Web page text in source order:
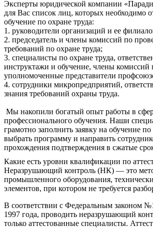
Эксперты юридической компании
для Вас список лиц, которых необходимо
обучение по охране труда:
1. руководители организаций и ее
2. председатель и члены комиссий по
требований по охране труда;
3. специалисты по охране труда,
инструктажи и обучение, члены комиссий
уполномоченные представители
4. сотрудники микропредприятий,
знания требований охраны труда.
Мы накопили богатый опыт работы в
профессионального обучения. Наши
грамотно заполнить заявку на обучение по
выбрать программу и направить
прохождения подтверждения в сжатые
Какие есть уровни квалификации по
Неразрушающий контроль (НК) — это
промышленного оборудования,
элементов, при котором не требуется
В соответствии с Федеральным законом
1997 года, проводить неразрушающий
только аттестованные специалисты.